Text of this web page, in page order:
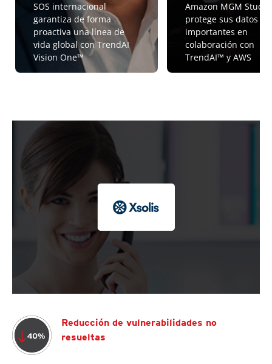
SOS internacional
garantiza de forma
proactiva una línea de
vida global con TrendAI
Vision One™
Amazon MGM
protege sus datos
importantes en
colaboración con
TrendAI™ y AWS
Reducción de vulnerabilidades no
resueltas